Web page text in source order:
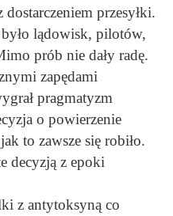
przesyłki.
było lądowisk, pilotów,
prób nie dały radę.
zapędami
pragmatyzm
o powierzenie
to zawsze się robiło.
decyzją z epoki
z antytoksyną co